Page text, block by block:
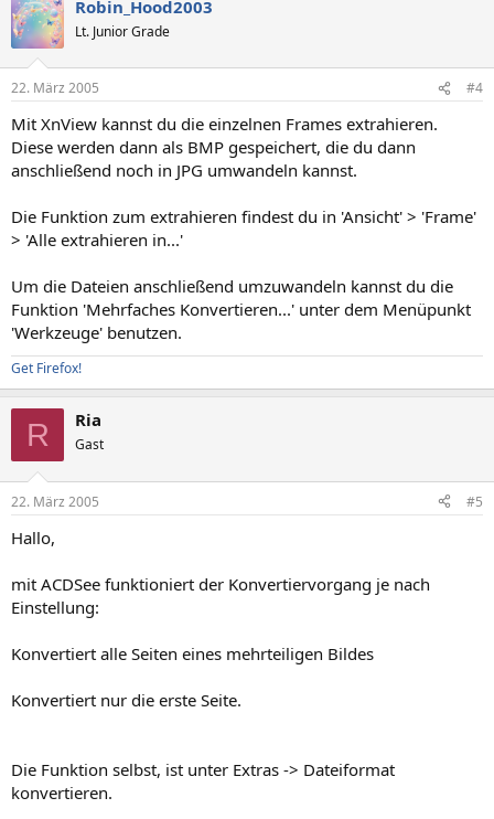
Robin_Hood2003
Lt. Junior Grade
22. März 2005 #4
Mit XnView kannst du die einzelnen Frames extrahieren.
Diese werden dann als BMP gespeichert, die du dann
anschließend noch in JPG umwandeln kannst.
Die Funktion zum extrahieren findest du in 'Ansicht' > 'Frame'
> 'Alle extrahieren in...'
Um die Dateien anschließend umzuwandeln kannst du die
Funktion 'Mehrfaches Konvertieren...' unter dem Menüpunkt
'Werkzeuge' benutzen.
Get Firefox!
R Ria
Gast
22. März 2005 #5
Hallo,
mit ACDSee funktioniert der Konvertiervorgang je nach
Einstellung:
Konvertiert alle Seiten eines mehrteiligen Bildes
Konvertiert nur die erste Seite.
Die Funktion selbst, ist unter Extras -> Dateiformat
konvertieren.